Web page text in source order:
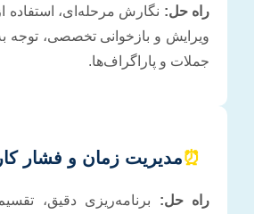
راه حل: نگارش مرحله‌ای، استفاده
ویرایش و بازخوانی تخصصی، توجه
جملات و پاراگراف‌ها.
⏰مدیریت زمان و فشار
راه حل: برنامه‌ریزی دقیق،